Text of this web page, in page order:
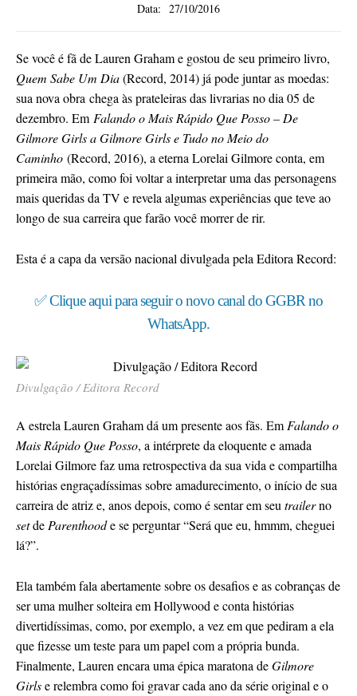
Data: 27/10/2016
Se você é fã de Lauren Graham e gostou de seu primeiro livro,
Quem Sabe Um Dia(Record, 2014) já pode juntar as moedas:
sua nova obra chega às prateleiras das livrarias no dia 05 de
dezembro. EmFalando o Mais Rápido Que Posso – De
Gilmore Girls a Gilmore Girls e Tudo no Meio do
Caminho (Record, 2016), a eterna Lorelai Gilmore conta, em
primeira mão, como foi voltar a interpretar uma das personagens
mais queridas da TV e revela algumas experiências que teve ao
longo de sua carreira que farão você morrer de rir.
Esta é a capa da versão nacional divulgada pela Editora Record:
✅ Clique aqui para seguir o novo canal do GGBR no
WhatsApp.
Divulgação / Editora Record
A estrela Lauren Graham dá um presente aos fãs. EmFalando o
Mais Rápido Que Posso, a intérprete da eloquente e amada
Lorelai Gilmore faz uma retrospectiva da sua vida e compartilha
histórias engraçadíssimas sobre amadurecimento, o início de sua
carreira de atriz e, anos depois, como é sentar em seutrailerno
setdeParenthoode se perguntar “Será que eu, hmmm, cheguei
lá?”.
Ela também fala abertamente sobre os desafios e as cobranças de
ser uma mulher solteira em Hollywood e conta histórias
divertidíssimas, como, por exemplo, a vez em que pediram a ela
que fizesse um teste para um papel com a própria bunda.
Finalmente, Lauren encara uma épica maratona deGilmore
Girlse relembra como foi gravar cada ano da série original e o